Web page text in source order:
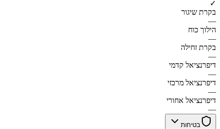
✓
בקרת שיגור
—
הילוך כוח
—
בקרת זחילה
—
דיפרנציאל קדמי
—
דיפרנציאל מרכזי
—
דיפרנציאל אחורי
—
בטיחות